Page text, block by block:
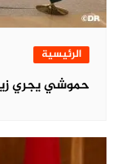
الرئيسية
حموشي يجري